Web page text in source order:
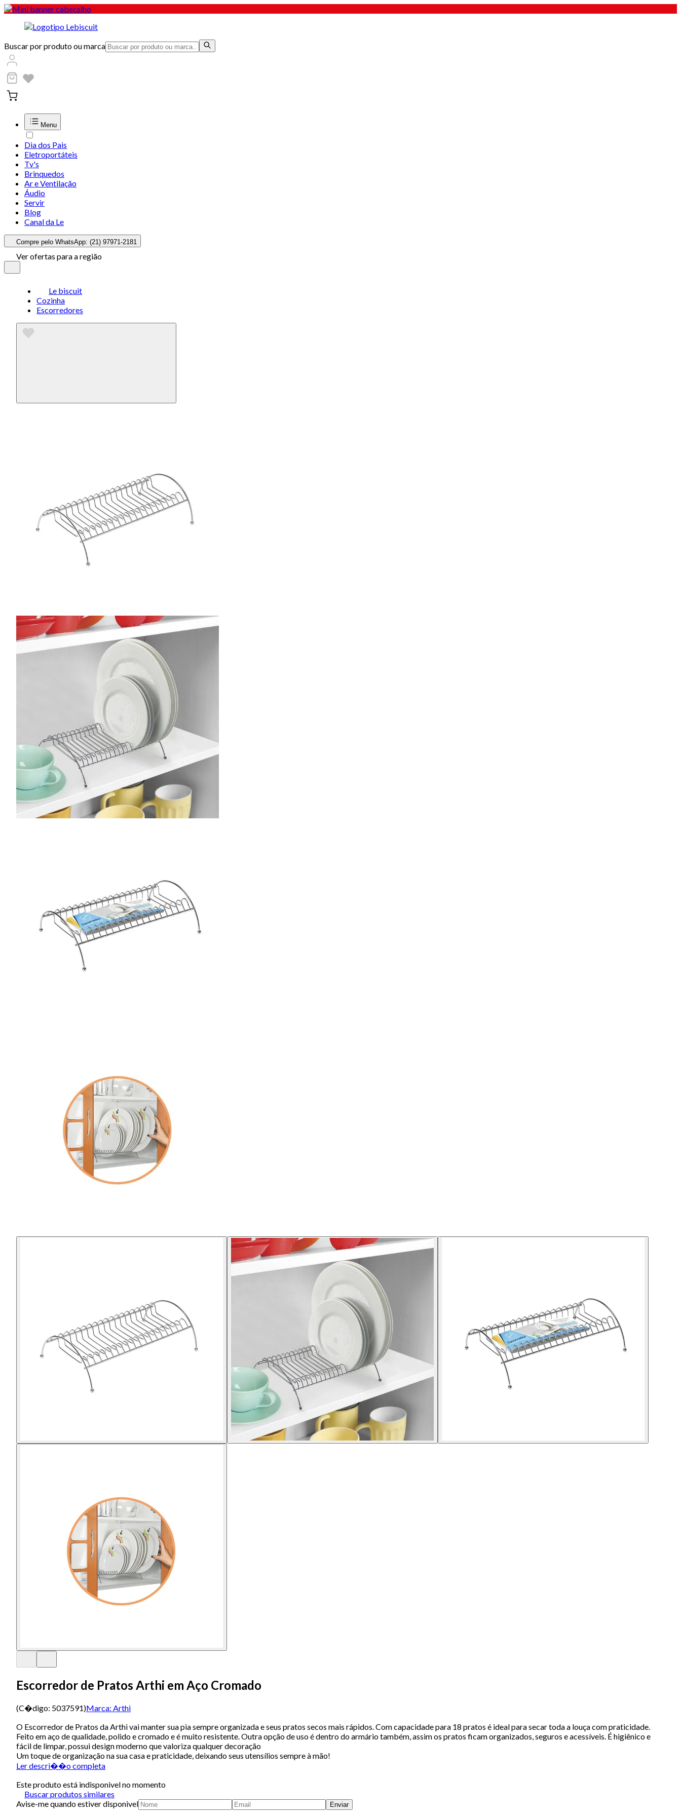
Buscar por produto ou marca
Menu
Dia dos Pais
Eletroportáteis
Tv's
Brinquedos
Ar e Ventilação
Áudio
Servir
Blog
Canal da Le
Compre pelo WhatsApp: (21) 97971-2181
Ver ofertas para a região
Le biscuit
Cozinha
Escorredores
Escorredor de Pratos Arthi em Aço Cromado
(C�digo: 5037591)Marca: Arthi
O Escorredor de Pratos da Arthi vai manter sua pia sempre organizada e seus pratos secos mais rápidos. Com capacidade para 18 pratos é ideal para secar toda a louça com praticidade.
Feito em aço de qualidade, polido e cromado e é muito resistente. Outra opção de uso é dentro do armário também, assim os pratos ficam organizados, seguros e acessíveis. É higiênico e
fácil de limpar, possui design moderno que valoriza qualquer decoração
Um toque de organização na sua casa e praticidade, deixando seus utensílios sempre à mão!
Ler descri��o completa
Este produto está indisponivel no momento
Buscar produtos similares
Avise-me quando estiver disponivel
Enviar